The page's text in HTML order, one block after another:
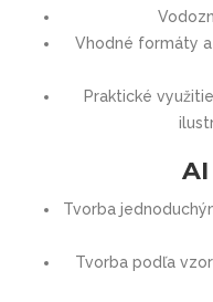
Vhodné formáty
Praktické
Tvorba
Tvorba podľa